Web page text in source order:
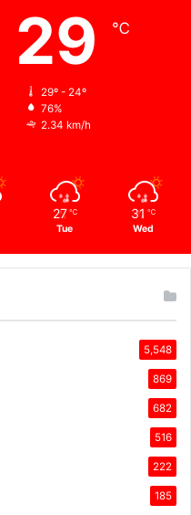
29 ℃
29º - 24º
76%
2.34 km/h
27 ℃
Tue
31 ℃
Wed
5,548
869
682
516
222
185